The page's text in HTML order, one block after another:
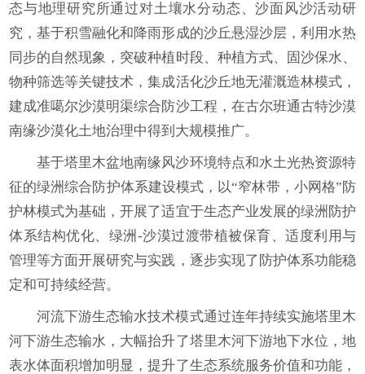
态与地理研究所通过对土壤水分动态、沙面风沙活动研
究，基于积雪融化和降雨形成的沙丘悬湿沙层，利用水热
同步的自然现象，突破种植时段、种植方式、固沙保水、
物种筛选等关键技术，集成活化沙丘地无灌溉造林模式，
建成准噶尔沙漠明渠综合防沙工程，在古尔班通古特沙漠
南缘沙漠化土地治理中得到大规模推广。
基于塔里木盆地南缘风沙环境特点和水土光热资源特
征的绿洲综合防护体系建设模式，以“窄林带，小网格”防
护林模式为基础，开展了适宜于生态产业发展的绿洲防护
体系结构优化、绿洲-沙漠过渡带植被保育、适度利用与
管理等方面开展研究与实践，逐步实现了防护体系功能稳
定和可持续经营。
河流下游生态输水技术模式通过连年持续实施塔里木
河下游生态输水，大幅抬升了塔里木河下游地下水位，地
表水体面积增加明显，提升了生态系统服务价值和功能，